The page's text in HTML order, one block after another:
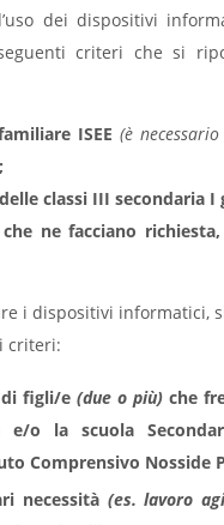
dei dispositivi
criteri che si
ISEE (è
classi III secondaria I
ne facciano
i dispositivi informatici,
criteri:
di figli/e(due o più) che
e/o la scuola
Comprensivo Nosside
necessità (es. lavoro